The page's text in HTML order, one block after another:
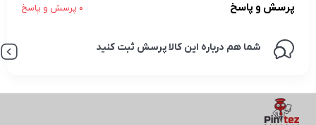
پرسش و پاسخ 0 پرسش و پاسخ
شما هم درباره این کالا پرسش ثبت کنید